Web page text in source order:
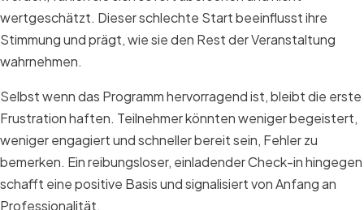
wertgeschätzt. Dieser schlechte Start beeinflusst ihre
Stimmung und prägt, wie sie den Rest der Veranstaltung
wahrnehmen.
Selbst wenn das Programm hervorragend ist, bleibt die erste
Frustration haften. Teilnehmer könnten weniger begeistert,
weniger engagiert und schneller bereit sein, Fehler zu
bemerken. Ein reibungsloser, einladender Check-in hingegen
schafft eine positive Basis und signalisiert von Anfang an
Professionalität.